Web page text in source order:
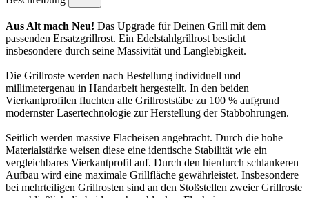
Aus Alt mach Neu! Das Upgrade für Deinen Grill mit dem
passenden Ersatzgrillrost. Ein Edelstahlgrillrost besticht
insbesondere durch seine Massivität und Langlebigkeit.
Die Grillroste werden nach Bestellung individuell und
millimetergenau in Handarbeit hergestellt. In den beiden
Vierkantprofilen fluchten alle Grillroststäbe zu 100 % aufgrund
modernster Lasertechnologie zur Herstellung der Stabbohrungen.
Seitlich werden massive Flacheisen angebracht. Durch die hohe
Materialstärke weisen diese eine identische Stabilität wie ein
vergleichbares Vierkantprofil auf. Durch den hierdurch schlankeren
Aufbau wird eine maximale Grillfläche gewährleistet. Insbesondere
bei mehrteiligen Grillrosten sind an den Stoßstellen zweier Grillroste